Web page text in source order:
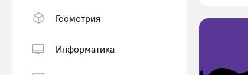
Геометрия
Информатика